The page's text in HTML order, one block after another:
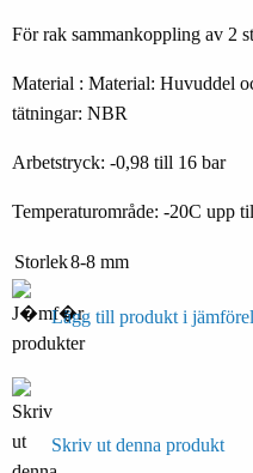
För rak sammankoppling av 2
Material : Material: Huvuddel
tätningar: NBR
Arbetstryck: -0,98 till 16 bar
Temperaturområde: -20C upp
Storlek8-8 mm
Lägg till produkt i
Skriv ut denna produkt